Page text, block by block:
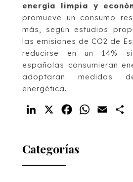
energía limpia y
promueve un consumo
más, según estudios
las emisiones de CO2 de
reducirse en un 14%
españolas consumieran
adoptaran medidas
energética.
LinkedIn FacebookWhatsApp
Email
Categorías